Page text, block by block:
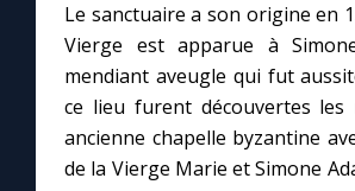
Questions-réponses
Prier au quotidien
Avec Thérèse de Lisieux
Le sanctuaire a son origine en
Vierge est apparue à
mendiant aveugle qui fut
ce lieu furent découvertes les
ancienne chapelle byzantine
de la Vierge Marie et Simone